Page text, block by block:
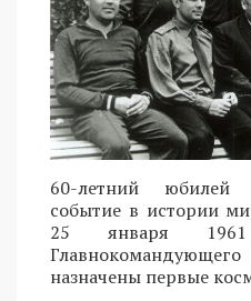
60-летний юбилей
событие в истории
25 января
назначены первые